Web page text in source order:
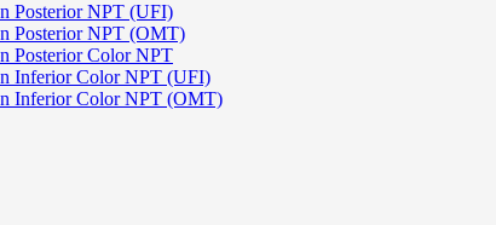
Posterior NPT (UFI)
Posterior NPT (OMT)
Posterior Color NPT
Inferior Color NPT (UFI)
Inferior Color NPT (OMT)